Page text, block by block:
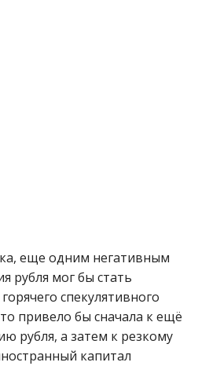
еще одним негативным
рубля мог бы стать
спекулятивного
привело бы сначала к ещё
рубля, а затем к резкому
капитал